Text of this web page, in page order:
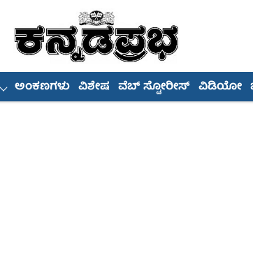
ಅಂಕಣಗಳು ವಿಶೇಷ ವೆಬ್ ಸ್ಟೋರೀಸ್ ವಿಡಿಯೋ